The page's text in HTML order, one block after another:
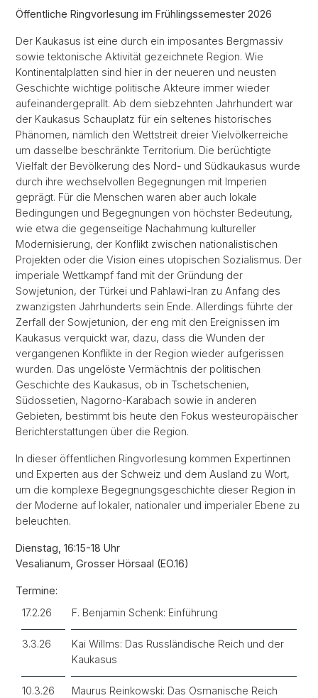
Öffentliche Ringvorlesung im Frühlingssemester 2026
Der Kaukasus ist eine durch ein imposantes Bergmassiv
sowie tektonische Aktivität gezeichnete Region. Wie
Kontinentalplatten sind hier in der neueren und neusten
Geschichte wichtige politische Akteure immer wieder
aufeinandergeprallt. Ab dem siebzehnten Jahrhundert war
der Kaukasus Schauplatz für ein seltenes historisches
Phänomen, nämlich den Wettstreit dreier Vielvölkerreiche
um dasselbe beschränkte Territorium. Die berüchtigte
Vielfalt der Bevölkerung des Nord- und Südkaukasus wurde
durch ihre wechselvollen Begegnungen mit Imperien
geprägt. Für die Menschen waren aber auch lokale
Bedingungen und Begegnungen von höchster Bedeutung,
wie etwa die gegenseitige Nachahmung kultureller
Modernisierung, der Konflikt zwischen nationalistischen
Projekten oder die Vision eines utopischen Sozialismus. Der
imperiale Wettkampf fand mit der Gründung der
Sowjetunion, der Türkei und Pahlawi-Iran zu Anfang des
zwanzigsten Jahrhunderts sein Ende. Allerdings führte der
Zerfall der Sowjetunion, der eng mit den Ereignissen im
Kaukasus verquickt war, dazu, dass die Wunden der
vergangenen Konflikte in der Region wieder aufgerissen
wurden. Das ungelöste Vermächtnis der politischen
Geschichte des Kaukasus, ob in Tschetschenien,
Südossetien, Nagorno-Karabach sowie in anderen
Gebieten, bestimmt bis heute den Fokus westeuropäischer
Berichterstattungen über die Region.
In dieser öffentlichen Ringvorlesung kommen Expertinnen
und Experten aus der Schweiz und dem Ausland zu Wort,
um die komplexe Begegnungsgeschichte dieser Region in
der Moderne auf lokaler, nationaler und imperialer Ebene zu
beleuchten.
Dienstag, 16:15-18 Uhr
Vesalianum, Grosser Hörsaal (EO.16)
Termine:
17.2.26
F. Benjamin Schenk: Einführung
3.3.26
Kai Willms: Das Russländische Reich und der
Kaukasus
10.3.26
Maurus Reinkowski: Das Osmanische Reich